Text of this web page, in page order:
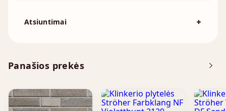
Panašios prekės
Išmatavimai
Atsiuntimai